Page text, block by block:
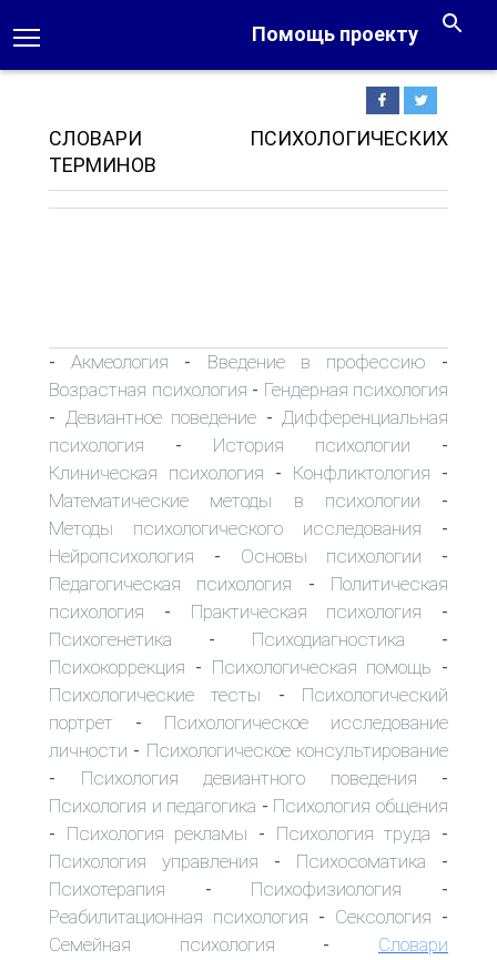
Помощь проекту
СЛОВАРИ ПСИХОЛОГИЧЕСКИХ
ТЕРМИНОВ
-Акмеология - Введение в профессию -
Возрастная психология - Гендерная психология
- Девиантное поведение - Дифференциальная
психология - История психологии -
Клиническая психология - Конфликтология -
Математические методы в психологии -
Методы психологического исследования -
Нейропсихология - Основы психологии -
Педагогическая психология - Политическая
психология - Практическая психология -
Психогенетика - Психодиагностика -
Психокоррекция - Психологическая помощь -
Психологические тесты - Психологический
портрет - Психологическое исследование
личности - Психологическое консультирование
- Психология девиантного поведения -
Психология и педагогика - Психология общения
- Психология рекламы - Психология труда -
Психология управления - Психосоматика -
Психотерапия - Психофизиология -
Реабилитационная психология - Сексология -
Семейная психология - Словари